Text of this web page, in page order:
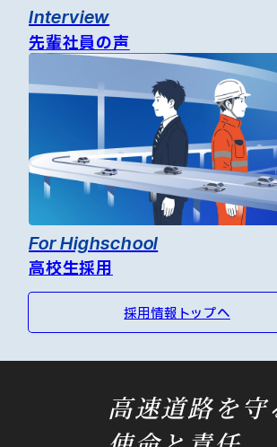
Interview
先輩社員の声
For Highschool
高校生採用
採用情報トップへ
高速道路を守